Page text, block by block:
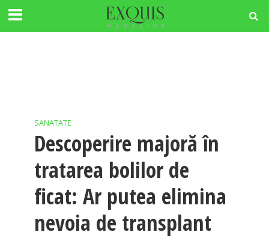
SANATATE
Descoperire majoră în
tratarea bolilor de
ficat: Ar putea elimina
nevoia de transplant